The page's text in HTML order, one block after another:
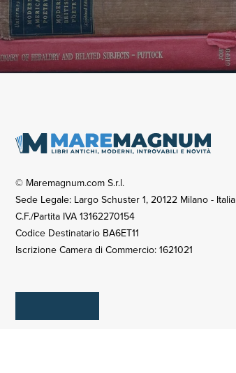
© Maremagnum.com S.r.l.
Sede Legale: Largo Schuster 1, 20122 Milano - Italia
C.F./Partita IVA 13162270154
Codice Destinatario BA6ET11
Iscrizione Camera di Commercio: 1621021